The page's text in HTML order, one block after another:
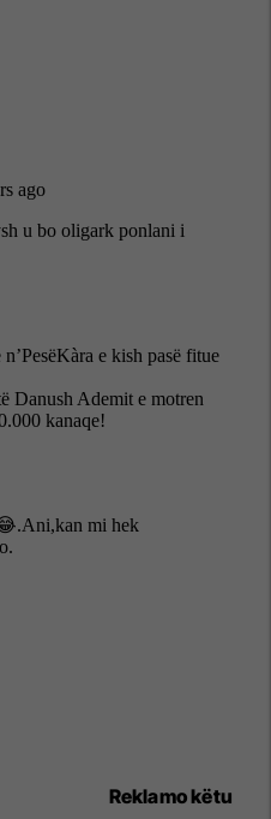
Reklamo këtu